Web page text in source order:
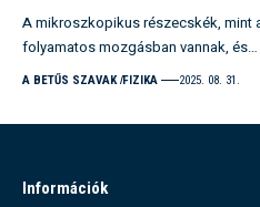
A mikroszkopikus részecskék, mint
folyamatos mozgásban vannak, és…
A BETŰS SZAVAK FIZIKA 2025. 08. 31.
Információk